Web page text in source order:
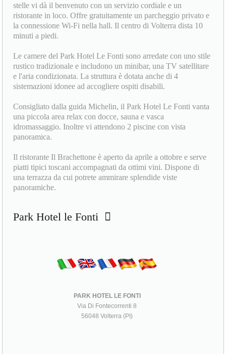
stelle vi dà il benvenuto con un servizio cordiale e un
ristorante in loco. Offre gratuitamente un parcheggio privato e
la connessione Wi-Fi nella hall. Il centro di Volterra dista 10
minuti a piedi.
Le camere del Park Hotel Le Fonti sono arredate con uno stile
rustico tradizionale e includono un minibar, una TV satellitare
e l'aria condizionata. La struttura è dotata anche di 4
sistemazioni idonee ad accogliere ospiti disabili.
Consigliato dalla guida Michelin, il Park Hotel Le Fonti vanta
una piccola area relax con docce, sauna e vasca
idromassaggio. Inoltre vi attendono 2 piscine con vista
panoramica.
Il ristorante Il Brachettone è aperto da aprile a ottobre e serve
piatti tipici toscani accompagnati da ottimi vini. Dispone di
una terrazza da cui potrete ammirare splendide viste
panoramiche.
Park Hotel le Fonti
PARK HOTEL LE FONTI
Via Di Fontecorrenti 8
56048 Volterra (PI)